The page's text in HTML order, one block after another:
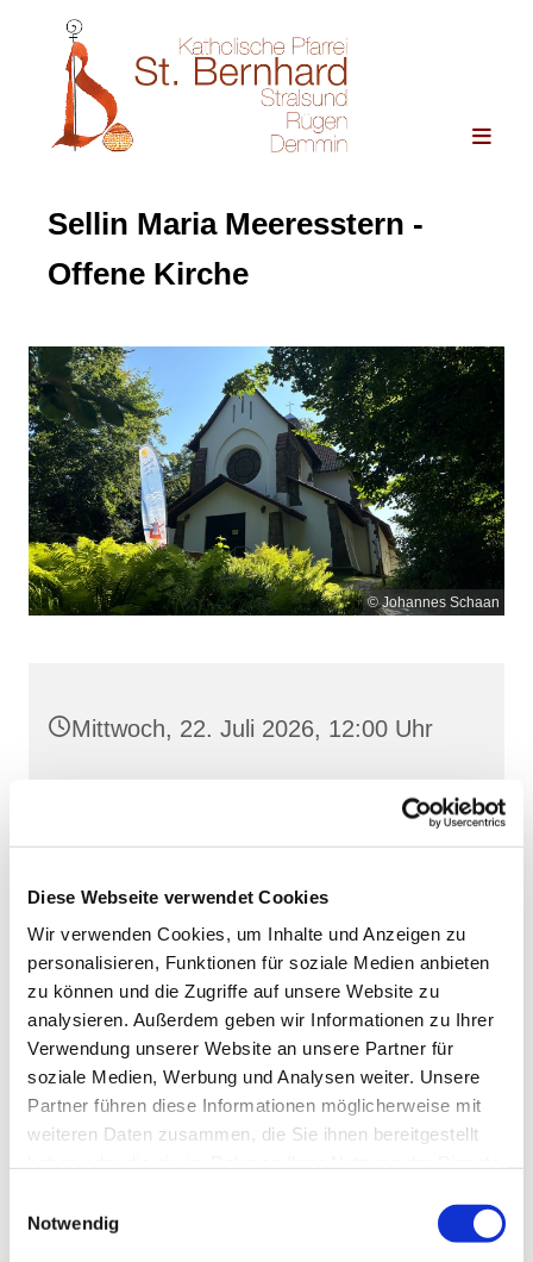
Diese Webseite verwendet Cookies
Wir verwenden Cookies, um Inhalte und Anzeigen zu
personalisieren, Funktionen für soziale Medien anbieten
zu können und die Zugriffe auf unsere Website zu
analysieren. Außerdem geben wir Informationen zu Ihrer
Verwendung unserer Website an unsere Partner für
soziale Medien, Werbung und Analysen weiter. Unsere
Partner führen diese Informationen möglicherweise mit
weiteren Daten zusammen, die Sie ihnen bereitgestellt
Notwendig
Sellin Maria Meeresstern -
Offene Kirche
© Johannes Schaan
Mittwoch, 22. Juli 2026, 12:00 Uhr
Maria Meeresstern, Sellin, Hochufer /